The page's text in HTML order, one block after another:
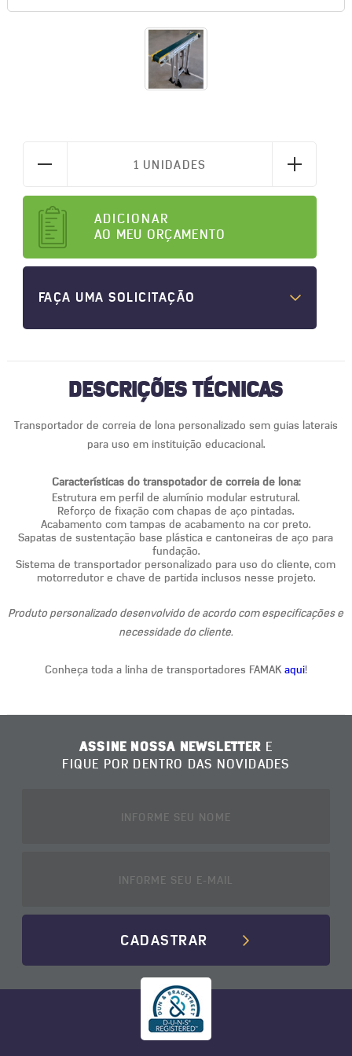
1 UNIDADES
ADICIONAR
AO MEU ORÇAMENTO
FAÇA UMA SOLICITAÇÃO
DESCRIÇÕES TÉCNICAS
Transportador de correia de lona personalizado sem guias laterais
para uso em instituição educacional.
Características do transpotador de correia de lona:
Estrutura em perfil de alumínio modular estrutural.
Reforço de fixação com chapas de aço pintadas.
Acabamento com tampas de acabamento na cor preto.
Sapatas de sustentação base plástica e cantoneiras de aço para
fundação.
Sistema de transportador personalizado para uso do cliente, com
motorredutor e chave de partida inclusos nesse projeto.
Produto personalizado desenvolvido de acordo com especificações e
necessidade do cliente.
Conheça toda a linha de transportadores FAMAK aqui!
ASSINE NOSSA NEWSLETTER E
FIQUE POR DENTRO DAS NOVIDADES
CADASTRAR